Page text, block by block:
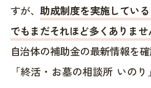
すが、助成制度を実施してい
でもまだそれほど多くありませ
自治体の補助金の最新情報を
「終活・お墓の相談所 いの